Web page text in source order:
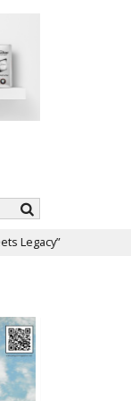
Dấu ấn Nicklaus